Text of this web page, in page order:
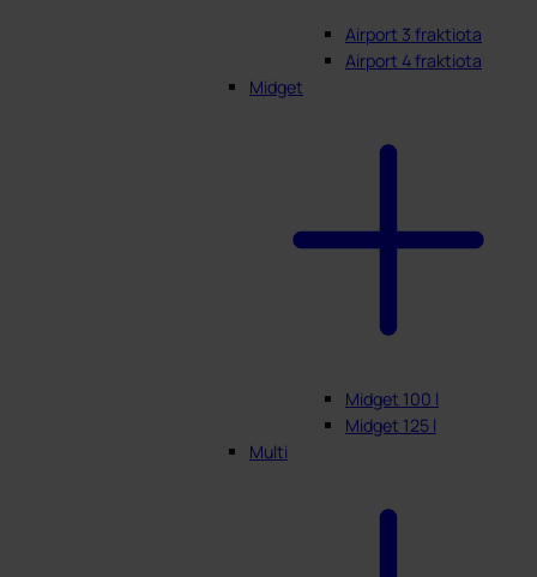
Airport 3 fraktiota
Airport 4 fraktiota
Midget
Midget 100 l
Midget 125 l
Multi